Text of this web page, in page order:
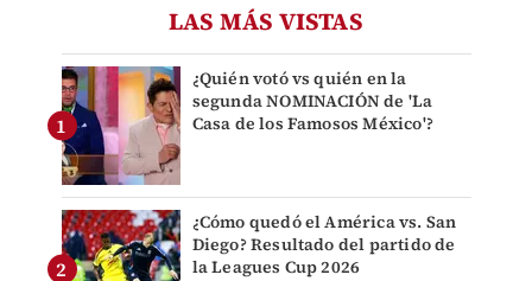
LAS MÁS VISTAS
¿Quién votó vs quién en la
segunda NOMINACIÓN de 'La
Casa de los Famosos México'?
¿Cómo quedó el América vs. San
Diego? Resultado del partido de
la Leagues Cup 2026